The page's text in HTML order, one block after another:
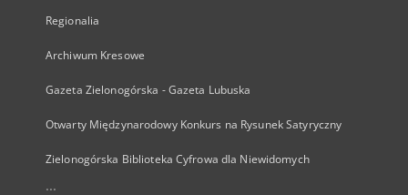
Regionalia
Archiwum Kresowe
Gazeta Zielonogórska - Gazeta Lubuska
Otwarty Międzynarodowy Konkurs na Rysunek Satyryczny
Zielonogórska Biblioteka Cyfrowa dla Niewidomych
...